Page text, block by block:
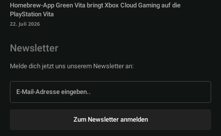
Homebrew-App Green Vita bringt Xbox Cloud Gaming auf die
PlayStation Vita
22. Juli 2026
Newsletter
Melde dich jetzt uns unserem Newsletter an:
Zum Newsletter anmelden